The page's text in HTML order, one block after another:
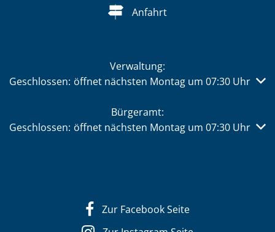
Anfahrt
Verwaltung:
Klicken, um weitere Öffnungs- oder Schließzeiten
Geschlossen: öffnet nächsten Montag um 07:30 Uhr
Bürgeramt:
Klicken, um weitere Öffnungs- oder Schließzeiten
Geschlossen: öffnet nächsten Montag um 07:30 Uhr
Zur Facebook Seite